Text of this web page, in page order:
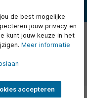
de best mogelijke
jouw privacy en
kunt jouw keuze in het
Meer informatie
accepteren